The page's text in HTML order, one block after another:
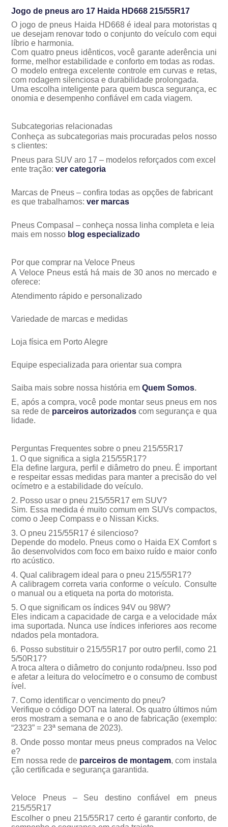
Jogo de pneus aro 17 Haida HD668 215/55R17
O jogo de pneus Haida HD668 é ideal para motoristas q
ue desejam renovar todo o conjunto do veículo com equi
líbrio e harmonia.
Com quatro pneus idênticos, você garante aderência uni
forme, melhor estabilidade e conforto em todas as rodas.
O modelo entrega excelente controle em curvas e retas,
com rodagem silenciosa e durabilidade prolongada.
Uma escolha inteligente para quem busca segurança, ec
onomia e desempenho confiável em cada viagem.
Subcategorias relacionadas
Conheça as subcategorias mais procuradas pelos nosso
s clientes:
Pneus para SUV aro 17 – modelos reforçados com excel
ente tração: ver categoria
Marcas de Pneus – confira todas as opções de fabricant
es que trabalhamos: ver marcas
Pneus Compasal – conheça nossa linha completa e leia
mais em nosso blog especializado
Por que comprar na Veloce Pneus
A Veloce Pneus está há mais de 30 anos no mercado e
oferece:
Atendimento rápido e personalizado
Variedade de marcas e medidas
Loja física em Porto Alegre
Equipe especializada para orientar sua compra
Saiba mais sobre nossa história em Quem Somos.
E, após a compra, você pode montar seus pneus em nos
sa rede deparceiros autorizados com segurança e qua
lidade.
Perguntas Frequentes sobre o pneu 215/55R17
1. O que significa a sigla 215/55R17?
Ela define largura, perfil e diâmetro do pneu. É important
e respeitar essas medidas para manter a precisão do vel
ocímetro e a estabilidade do veículo.
2. Posso usar o pneu 215/55R17 em SUV?
Sim. Essa medida é muito comum em SUVs compactos,
como o Jeep Compass e o Nissan Kicks.
3. O pneu 215/55R17 é silencioso?
Depende do modelo. Pneus como o Haida EX Comfort s
o desenvolvidos com foco em baixo ruído e maior confo
rto acústico.
4. Qual calibragem ideal para o pneu 215/55R17?
A calibragem correta varia conforme o veículo. Consulte
o manual ou a etiqueta na porta do motorista.
5. O que significam os índices 94V ou 98W?
Eles indicam a capacidade de carga e a velocidade máx
ima suportada. Nunca use índices inferiores aos recome
ndados pela montadora.
6. Posso substituir o 215/55R17 por outro perfil, como 21
5/50R17?
A troca altera o diâmetro do conjunto roda/pneu. Isso pod
e afetar a leitura do velocímetro e o consumo de combust
ível.
7. Como identificar o vencimento do pneu?
Verifique o código DOT na lateral. Os quatro últimos núm
eros mostram a semana e o ano de fabricação (exemplo:
“2323” = 23ª semana de 2023).
8. Onde posso montar meus pneus comprados na Veloc
e?
Em nossa rede deparceiros de montagem, com instala
ção certificada e segurança garantida.
Veloce Pneus – Seu destino confiável em pneus
215/55R17
Escolher o pneu 215/55R17 certo é garantir conforto, de